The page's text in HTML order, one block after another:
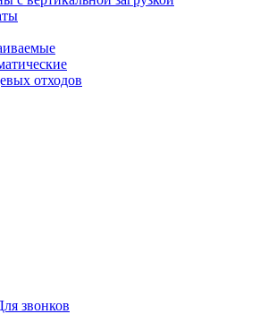
отходов
звонков